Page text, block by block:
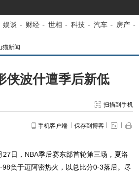
娱谈 - 财经 - 世相 - 科技 - 汽车 - 房产 -
猫新闻
侠波什遭季后新低
扫描到手机
手机客户端 保存到博客
日， NBA季后赛东部首轮第三场，夏洛
负于迈阿密热火，以总比分0-3落后。尽